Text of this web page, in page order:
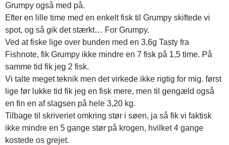
Grumpy også med på.
Efter en lille time med en enkelt fisk til Grumpy skiftede vi
spot, og så gik det stærkt… For Grumpy.
Ved at fiske lige over bunden med en 3,6g Tasty fra
Fishnote, fik Grumpy ikke mindre en 7 fisk på 1,5 time. På
samme tid fik jeg 2 fisk.
Vi talte meget teknik men det virkede ikke rigtig for mig. først
lige før lukke tid fik jeg en fisk mere, men til gengæld også
en fin en af slagsen på hele 3,20 kg.
Tilbage til skriveriet omkring stør i søen, ja så fik vi faktisk
ikke mindre en 5 gange stør på krogen, hvilket 4 gange
kostede os grejet.